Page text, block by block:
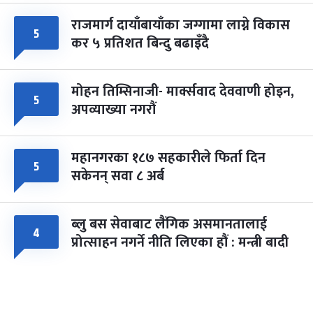
५ राजमार्ग दायाँबायाँका जग्गामा लाग्ने विकास
कर ५ प्रतिशत बिन्दु बढाइँदै
५ मोहन तिम्सिनाजी- मार्क्सवाद देववाणी होइन,
अपव्याख्या नगरौं
५ महानगरका १८७ सहकारीले फिर्ता दिन
सकेनन् सवा ८ अर्ब
४ ब्लु बस सेवाबाट लैंगिक असमानतालाई
प्रोत्साहन नगर्ने नीति लिएका हौं : मन्त्री बादी